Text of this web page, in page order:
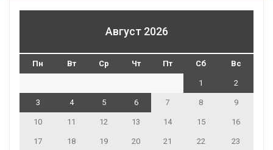
Август 2026
Пн Вт Ср Чт Пт Сб Вс
1 2
3 4 5 6 7 8 9
10 11 12 13 14 15 16
17 18 19 20 21 22 23